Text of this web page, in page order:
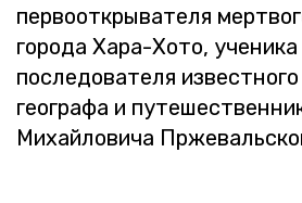
пер­во­от­кры­ва­те­ля
го­ро­да Хара-Хото, уче­ни­ка
по­сле­до­ва­те­ля
гео­гра­фа и
Ми­хай­ло­ви­ча